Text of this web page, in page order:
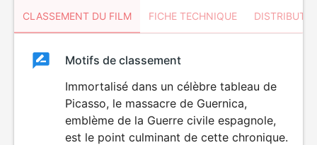
CLASSEMENT DU FILM FICHE TECHNIQUE
ClassementClassement
Motifs de classement
Immortalisé dans un célèbre tableau de
Picasso, le massacre de Guernica,
emblème de la Guerre civile espagnole,
est le point culminant de cette chronique.